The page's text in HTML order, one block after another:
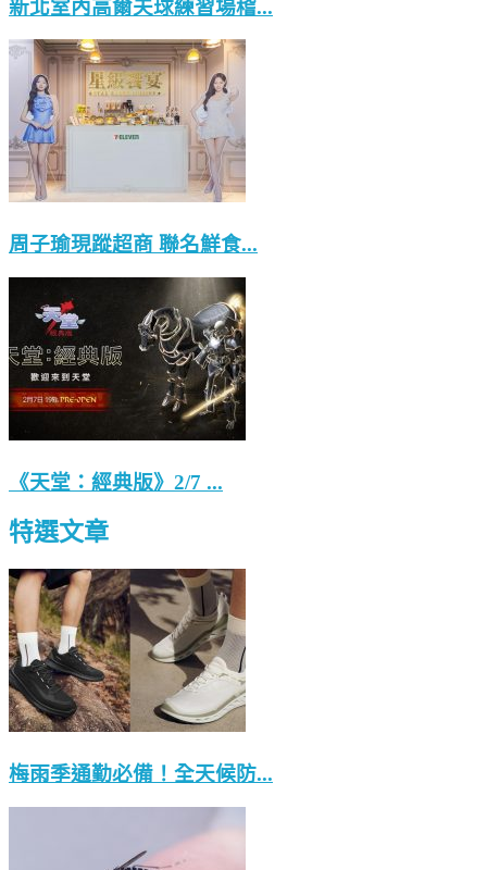
新北室內高爾夫球練習場稽...
周子瑜現蹤超商 聯名鮮食...
《天堂：經典版》2/7 ...
特選文章
梅雨季通勤必備！全天候防...